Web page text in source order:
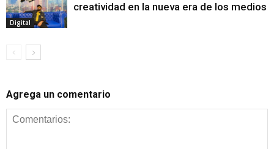
Digital
creatividad en la nueva era de los medios
Agrega un comentario